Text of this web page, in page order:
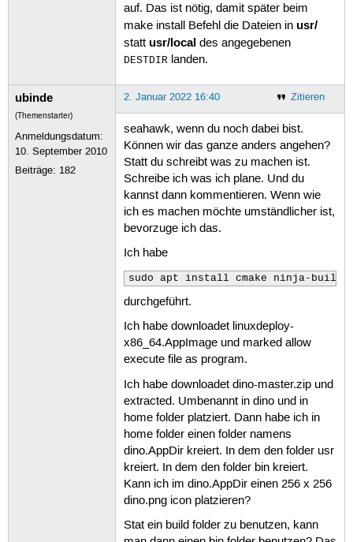
auf. Das ist nötig, damit später beim
make install Befehl die Dateien in usr/
statt usr/local des angegebenen
DESTDIRlanden.
ubinde
(Themenstarter)
Anmeldungsdatum:
10. September 2010
Beiträge: 182
Zitieren
2. Januar 2022 16:40
seahawk, wenn du noch dabei bist.
Können wir das ganze anders angehen?
Statt du schreibt was zu machen ist.
Schreibe ich was ich plane. Und du
kannst dann kommentieren. Wenn wie
ich es machen möchte umständlicher ist,
bevorzuge ich das.
Ich habe
sudo apt install cmake ninja-build
durchgeführt.
Ich habe downloadet linuxdeploy-
x86_64.AppImage und marked allow
execute file as program.
Ich habe downloadet dino-master.zip und
extracted. Umbenannt in dino und in
home folder platziert. Dann habe ich in
home folder einen folder namens
dino.AppDir kreiert. In dem den folder usr
kreiert. In dem den folder bin kreiert.
Kann ich im dino.AppDir einen 256 x 256
dino.png icon platzieren?
Stat ein build folder zu benutzen, kann